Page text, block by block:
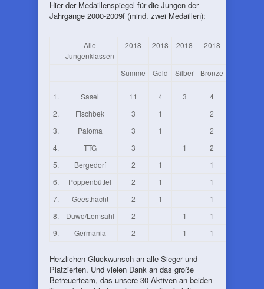
Hier der Medaillenspiegel für die Jungen der
Jahrgänge 2000-2009f (mind. zwei Medaillen):
Alle
Jungenklassen
2018 2018 2018 2018
Summe Gold Silber Bronze
1. Sasel 11 4 3
4
2.
Fischbek 3 1
2
3.
Paloma 3 1
2
4.
TTG 3 1
2
5.
Bergedorf 2 1
1
6.
Poppenbüttel 2 1
1
7.
Geesthacht 2 1
1
8.
Duwo/Lemsahl 2 1
1
9.
Germania 2 1 1
Herzlichen Glückwunsch an alle Sieger und
Platzierten. Und vielen Dank an das große
Betreuerteam, das unsere 30 Aktiven an beiden